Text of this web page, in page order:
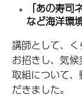
「あの寿
など海洋環
講師として、
お招きし、気
取組について
だきました。